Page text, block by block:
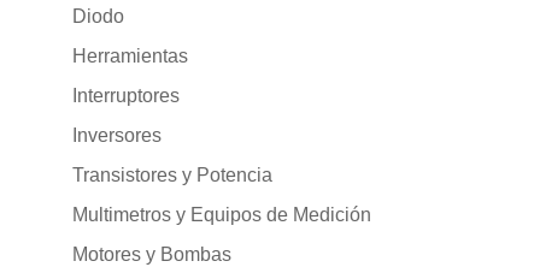
Diodo
Herramientas
Interruptores
Inversores
Transistores y Potencia
Multimetros y Equipos de Medición
Motores y Bombas